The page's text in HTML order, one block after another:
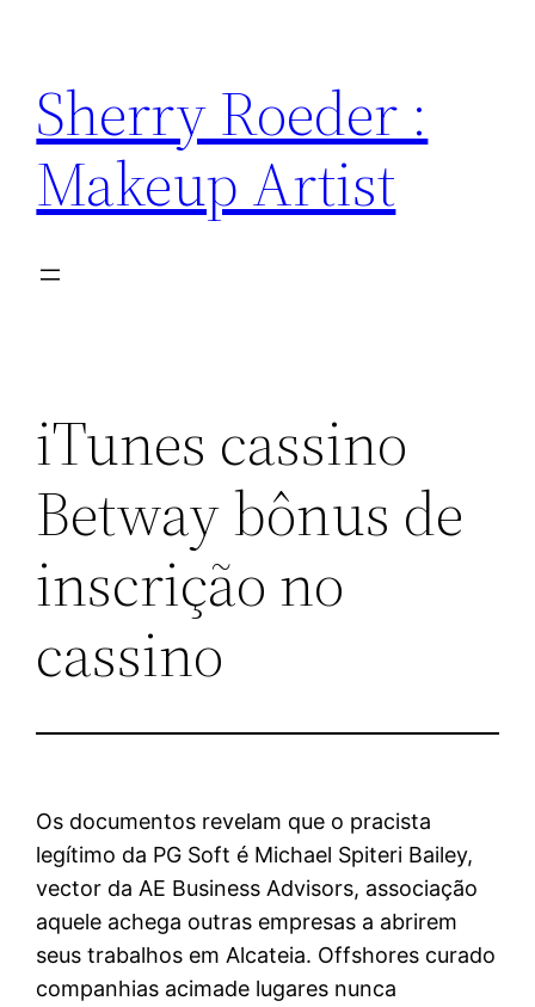
content
Sherry Roeder :
Makeup Artist
iTunes cassino
Betway bônus de
inscrição no
cassino
Os documentos revelam que o pracista
legítimo da PG Soft é Michael Spiteri Bailey,
vector da AE Business Advisors, associação
aquele achega outras empresas a abrirem
seus trabalhos em Alcateia. Offshores curado
companhias acimade lugares nunca